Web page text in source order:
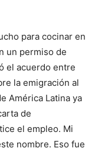
para cocinar en
un permiso de
el acuerdo entre
la emigración al
América Latina ya
de
el empleo. Mi
nombre. Eso fue